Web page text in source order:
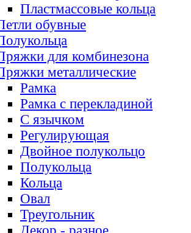
Пластмассовые кольца
обувные
для комбинезона
металлические
Рамка
Рамка с перекладиной
С язычком
Регулирующая
Двойное полукольцо
Полукольца
Кольца
Овал
Треугольник